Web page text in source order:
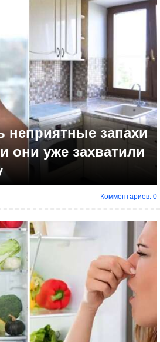
неприятные запахи
они уже захватили
Комментариев: 0